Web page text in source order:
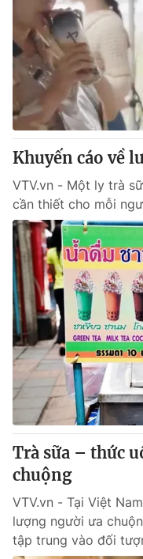
Khuyến cáo về
VTV.vn - Một ly trà
cần thiết cho mỗi
Trà sữa – thức
chuộng
VTV.vn - Tại Việt
lượng người ưa
tập trung vào đối